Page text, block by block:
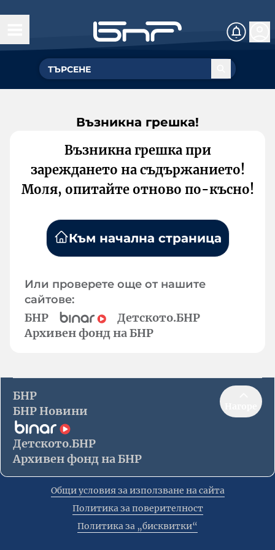
Възникна грешка!
Възникна грешка при
зареждането на съдържанието!
Моля, опитайте отново по-късно!
Към начална страница
Или проверете още от нашите
сайтове:
БНР
Детското.БНР
Архивен фонд на БНР
БНР
БНР Новини
Детското.БНР
Архивен фонд на БНР
Общи условия за използване на сайта
Политика за поверителност
Политика за „бисквитки“